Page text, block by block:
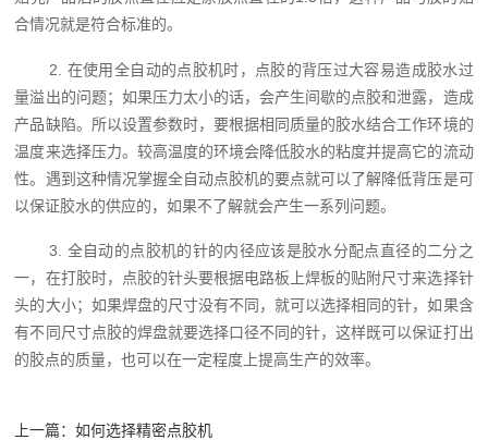
合情况就是符合标准的。
2. 在使用全自动的点胶机时，点胶的背压过大容易造成胶水过
量溢出的问题；如果压力太小的话，会产生间歇的点胶和泄露，造成
产品缺陷。所以设置参数时，要根据相同质量的胶水结合工作环境的
温度来选择压力。较高温度的环境会降低胶水的粘度并提高它的流动
性。遇到这种情况掌握全自动点胶机的要点就可以了解降低背压是可
以保证胶水的供应的，如果不了解就会产生一系列问题。
3. 全自动的点胶机的针的内径应该是胶水分配点直径的二分之
一，在打胶时，点胶的针头要根据电路板上焊板的贴附尺寸来选择针
头的大小；如果焊盘的尺寸没有不同，就可以选择相同的针，如果含
有不同尺寸点胶的焊盘就要选择口径不同的针，这样既可以保证打出
的胶点的质量，也可以在一定程度上提高生产的效率。
上一篇：如何选择精密点胶机